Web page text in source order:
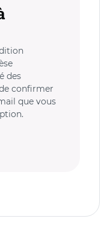
des
confirmer
que vous